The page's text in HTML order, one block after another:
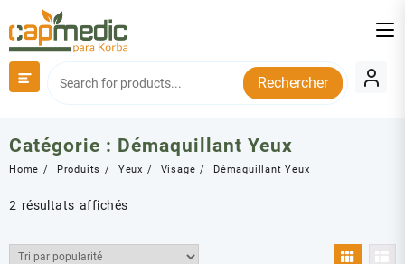
to
content
Rechercher
Catégorie : Démaquillant Yeux
Home Produits Yeux Visage Démaquillant Yeux
2 résultats affichésTrié
popularité